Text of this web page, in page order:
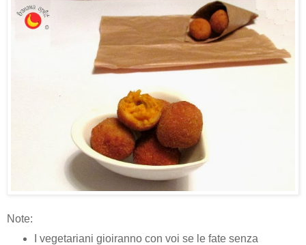
Note:
I vegetariani gioiranno con voi se le fate senza